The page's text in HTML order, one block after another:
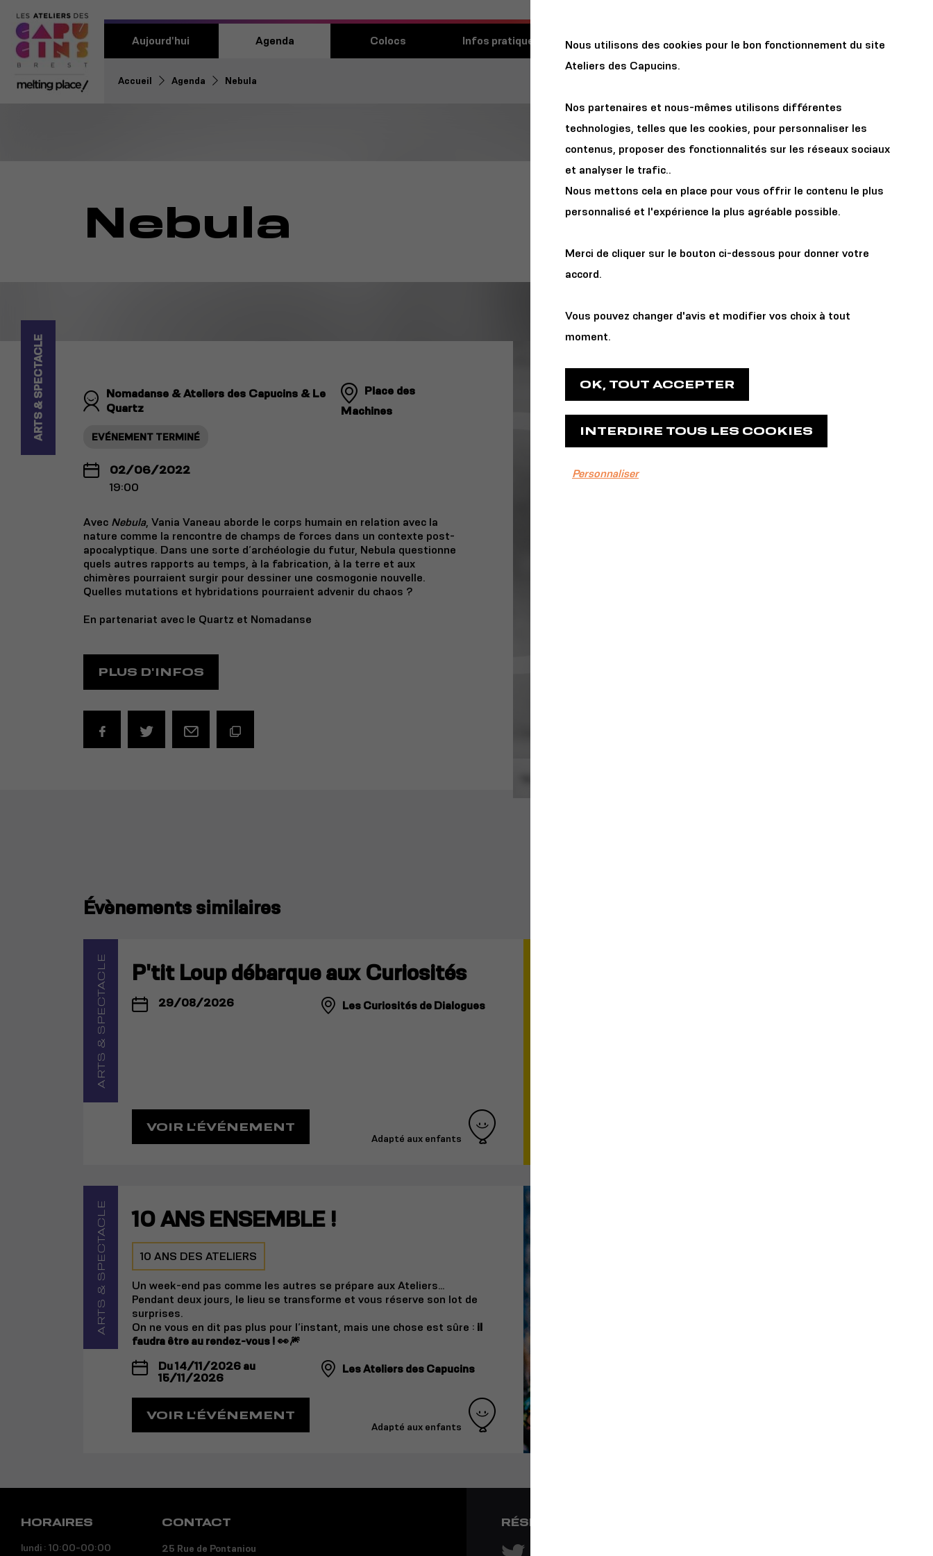
Aujourd'hui Agenda Colocs Infos pratiques
lieux
événement
Accueil Agenda Nebula
Nebula
ARTS & SPECTACLE
Nomadanse & Ateliers des Capucins & Le
Quartz
Place des
Machines
EVÉNEMENT TERMINÉ
02/06/2022
19:00
Avec Nebula, Vania Vaneau aborde le corps humain en relation avec la
nature comme la rencontre de champs de forces dans un contexte post-
apocalyptique. Dans une sorte d’archéologie du futur, Nebula questionne
quels autres rapports au temps, à la fabrication, à la terre et aux
chimères pourraient surgir pour dessiner une cosmogonie nouvelle.
Quelles mutations et hybridations pourraient advenir du chaos ?
En partenariat avec le Quartz et Nomadanse
PLUS D'INFOS
Évènements similaires
ARTS & SPECTACLE P'tit Loup débarque aux Curiosités
29/08/2026 Les Curiosités de Dialogues
Adapté aux enfants
VOIR L'ÉVÉNEMENT
ARTS & SPECTACLE 10 ANS ENSEMBLE !
10 ANS DES ATELIERS
Un week-end pas comme les autres se prépare aux Ateliers…
Pendant deux jours, le lieu se transforme et vous réserve son lot de
surprises.
On ne vous en dit pas plus pour l’instant, mais une chose est sûre : il
faudra être au rendez-vous ! 👀🎆
Du 14/11/2026 au
15/11/2026
Les Ateliers des Capucins
Adapté aux enfants
VOIR L'ÉVÉNEMENT
HORAIRES
lundi : 10:00-00:00
CONTACT
25 Rue de Pontaniou
RÉSEAUX SOCIAUX
Nous utilisons des cookies pour le bon fonctionnement du site
Ateliers des Capucins.
Nos partenaires et nous-mêmes utilisons différentes
technologies, telles que les cookies, pour personnaliser les
contenus, proposer des fonctionnalités sur les réseaux sociaux
et analyser le trafic..
Nous mettons cela en place pour vous offrir le contenu le plus
personnalisé et l'expérience la plus agréable possible.
Merci de cliquer sur le bouton ci-dessous pour donner votre
accord.
Vous pouvez changer d'avis et modifier vos choix à tout
moment.
OK, TOUT ACCEPTER
INTERDIRE TOUS LES COOKIES
Personnaliser